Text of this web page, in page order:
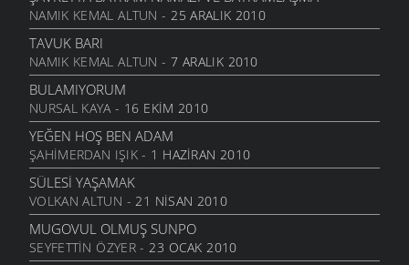
NAMIK KEMAL ALTUN - 25 ARALIK 2010
TAVUK BARI
NAMIK KEMAL ALTUN - 7 ARALIK 2010
BULAMIYORUM
NURSAL KAYA- 16 EKIM 2010
YEĞEN HOŞ BEN ADAM
ŞAHIMERDAN IŞIK- 1 HAZIRAN 2010
SÜLESI YAŞAMAK
VOLKAN ALTUN - 21 NISAN 2010
MUGOVUL OLMUŞ SUNPO
SEYFETTIN ÖZYER- 23 OCAK 2010